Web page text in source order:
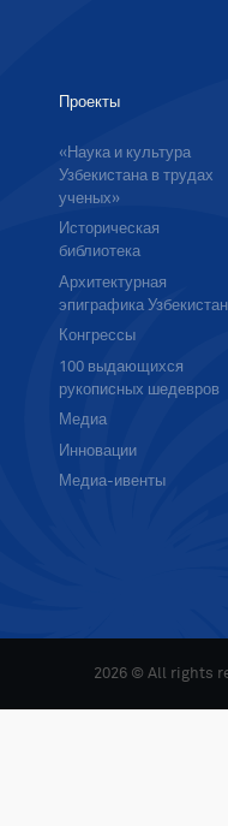
Проекты
«Наука и культура
Узбекистана в трудах
ученых»
Историческая
библиотека
Архитектурная
эпиграфика
Конгрессы
100 выдающихся
рукописных шедевров
Медиа
Инновации
Медиа-ивенты
2026 © All rights